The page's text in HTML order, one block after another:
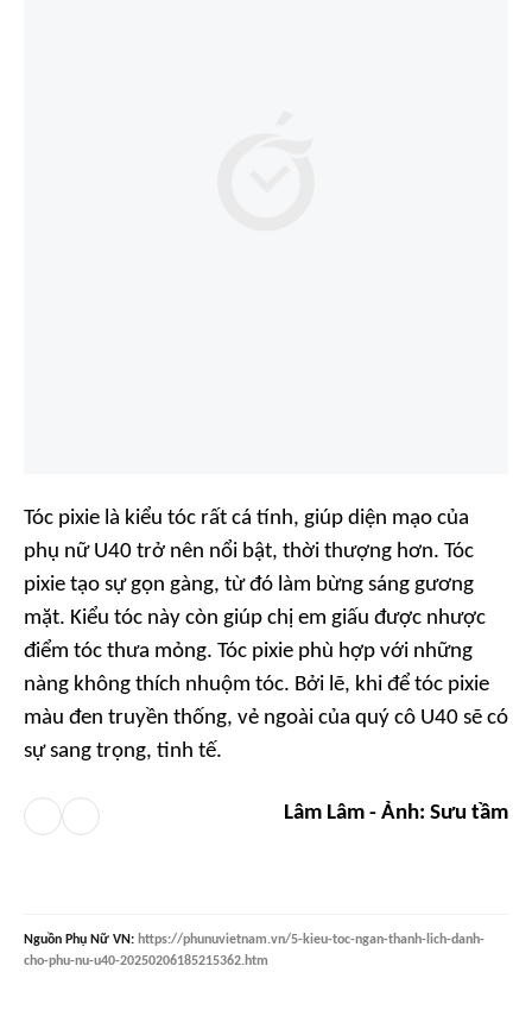
Tóc pixie là kiểu tóc rất cá tính, giúp diện mạo của
phụ nữ U40 trở nên nổi bật, thời thượng hơn. Tóc
pixie tạo sự gọn gàng, từ đó làm bừng sáng gương
mặt. Kiểu tóc này còn giúp chị em giấu được nhược
điểm tóc thưa mỏng. Tóc pixie phù hợp với những
nàng không thích nhuộm tóc. Bởi lẽ, khi để tóc pixie
màu đen truyền thống, vẻ ngoài của quý cô U40 sẽ có
sự sang trọng, tinh tế.
Lâm Lâm - Ảnh: Sưu tầm
Nguồn Phụ Nữ VN: https://phunuvietnam.vn/5-kieu-toc-ngan-thanh-lich-danh-
cho-phu-nu-u40-20250206185215362.htm